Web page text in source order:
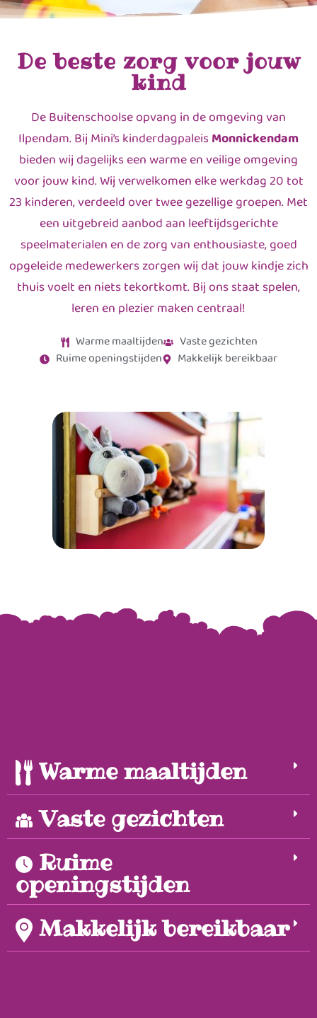
De beste zorg voor jouw
kind
De Buitenschoolse opvang in de omgeving van
Ilpendam. Bij Mini’s kinderdagpaleisMonnickendam
bieden wij dagelijks een warme en veilige omgeving
voor jouw kind. Wij verwelkomen elke werkdag 20 tot
23 kinderen, verdeeld over twee gezellige groepen. Met
een uitgebreid aanbod aan leeftijdsgerichte
speelmaterialen en de zorg van enthousiaste, goed
opgeleide medewerkers zorgen wij dat jouw kindje zich
thuis voelt en niets tekortkomt. Bij ons staat spelen,
leren en plezier maken centraal!
Warme maaltijden
Vaste gezichten
Ruime openingstijden
Makkelijk bereikbaar
Warme maaltijden
Vaste gezichten
Ruime
openingstijden
Makkelijk bereikbaar